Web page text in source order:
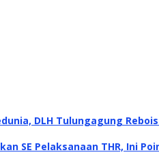
DLH Tulungagung
SE Pelaksanaan THR, Ini